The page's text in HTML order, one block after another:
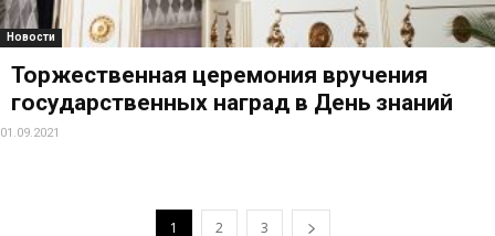
Новости
Торжественная церемония вручения
государственных наград в День знаний
01.09.2021
1 2 3